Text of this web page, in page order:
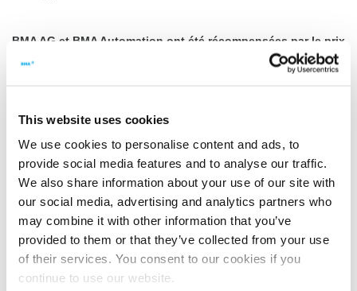
This website uses cookies
We use cookies to personalise content and ads, to
provide social media features and to analyse our traffic.
We also share information about your use of our site with
our social media, advertising and analytics partners who
may combine it with other information that you’ve
provided to them or that they’ve collected from your use
of their services. You consent to our cookies if you
continue to use our website.
BMA AG et BMA Automation ont été récompensées par le prix
résultat d'un audit réalisé par le groupement régional « Allianz für
Braunschweig. Ce label des employeurs est attribué chaque
année à différentes entreprises de Braunschweig. Pour recevoir
cette distinction, différentes conditions générales sont vérifiées
dans l'entreprise :alimentation et santé, possibilités séduisantes
de rémunération, tout ce qui est fait en faveur des familles,
développement et qualification du personnel, numérique,
innovation, communication et transparence, mobilité et desserte,
liberté d'action et confort, ainsi que sens des responsabilités